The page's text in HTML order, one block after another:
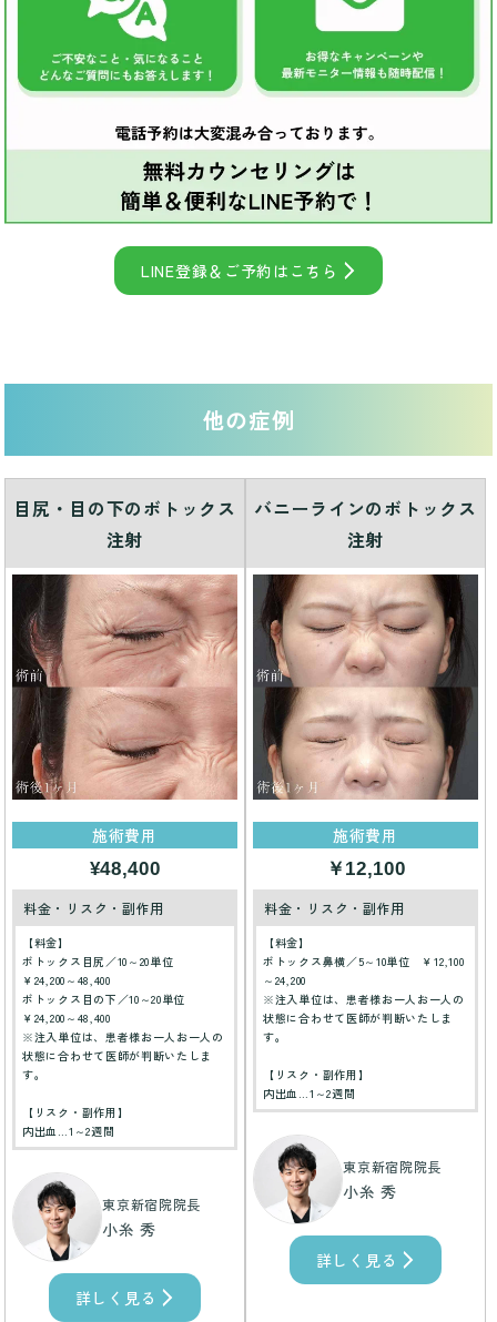
LINE登録＆ご予約はこちら
他の症例
目尻・目の下のボトックス
注射
施術費用
¥48,400
料金・リスク・副作用
【料金】
ボトックス目尻／10～20単位
￥24,200～48,400
ボトックス目の下／10～20単位
￥24,200～48,400
※注入単位は、患者様お一人お一人の
状態に合わせて医師が判断いたしま
す。
【リスク・副作用】
内出血…1～2週間
東京新宿院院長
小糸 秀
詳しく見る
バニーラインのボトックス
注射
施術費用
￥12,100
料金・リスク・副作用
【料金】
ボトックス鼻横／5～10単位 ￥12,100
～24,200
※注入単位は、患者様お一人お一人の
状態に合わせて医師が判断いたしま
す。
【リスク・副作用】
内出血…1～2週間
東京新宿院院長
小糸 秀
詳しく見る